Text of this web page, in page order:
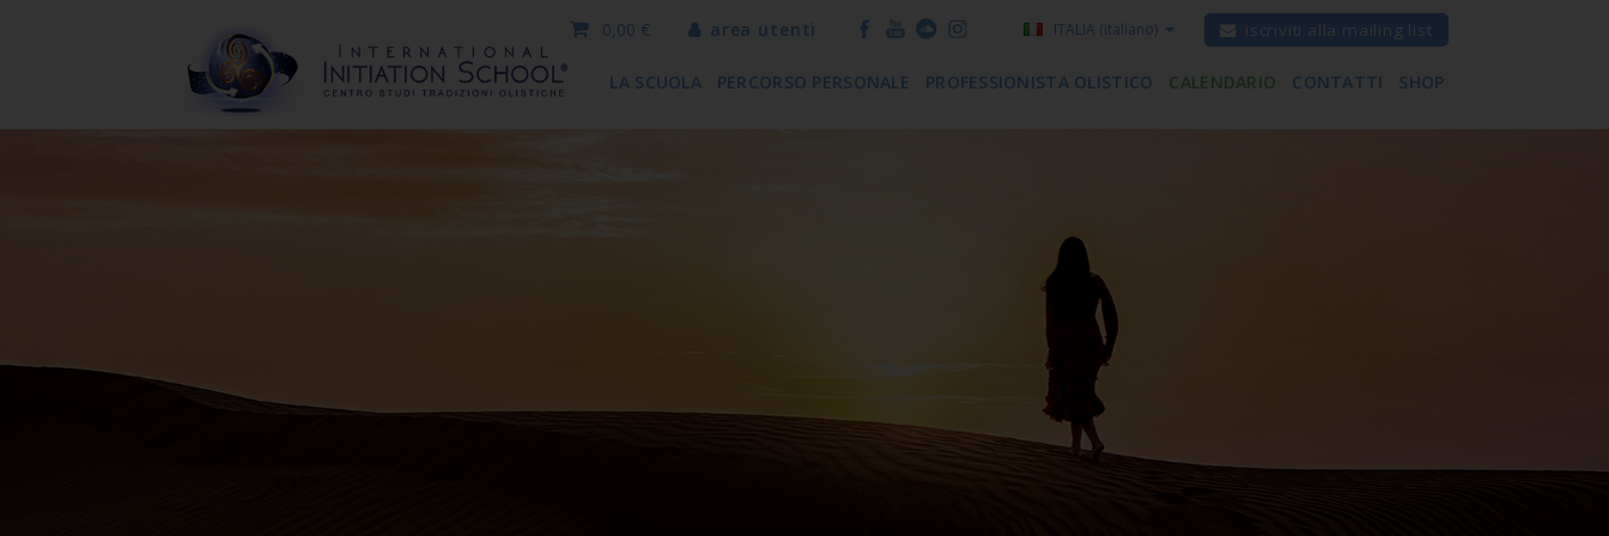
iscriviti alla mailing list
ITALIA (italiano)
area utenti
0,00 €
LA SCUOLA PERCORSO PERSONALE PROFESSIONISTA OLISTICO CALENDARIO CONTATTI SHOP